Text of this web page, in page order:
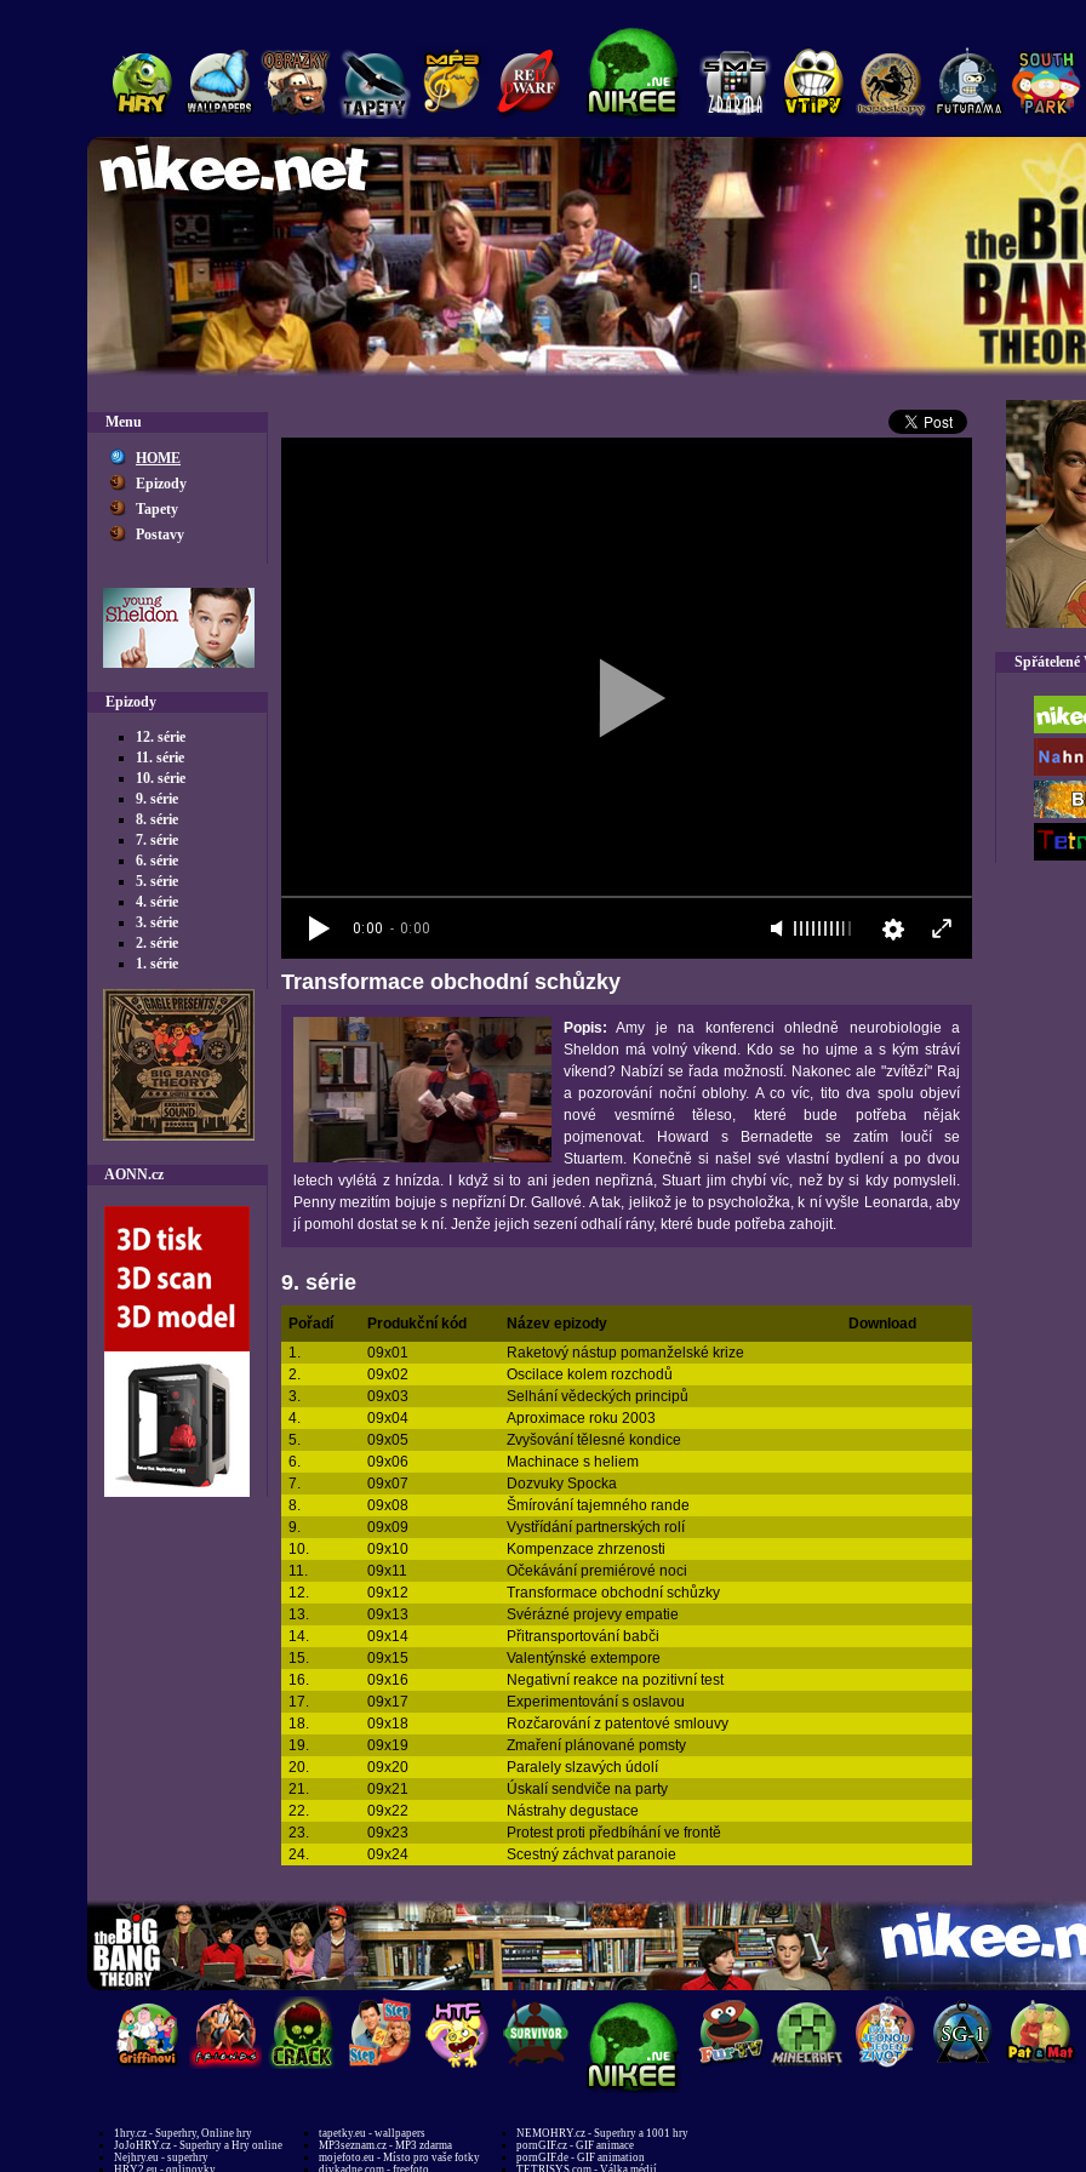
Menu
HOME
Epizody
Tapety
Postavy
Epizody
12. série
11. série
10. série
9. série
8. série
7. série
6. série
5. série
4. série
3. série
2. série
1. série
AONN.cz
Transformace obchodní schůzky
Popis: Amy je na konferenci ohledně neurobiologie a
Sheldon má volný víkend. Kdo se ho ujme a s kým stráví
víkend? Nabízí se řada možností. Nakonec ale "zvítězí" Raj
a pozorování noční oblohy. A co víc, tito dva spolu objeví
nové vesmírné těleso, které bude potřeba nějak
pojmenovat. Howard s Bernadette se zatím loučí se
Stuartem. Konečně si našel své vlastní bydlení a po dvou
letech vylétá z hnízda. I když si to ani jeden nepřizná, Stuart jim chybí víc, než by si kdy pomysleli.
Penny mezitím bojuje s nepřízní Dr. Gallové. A tak, jelikož je to psycholožka, k ní vyšle Leonarda, aby
jí pomohl dostat se k ní. Jenže jejich sezení odhalí rány, které bude potřeba zahojit.
9. série
Pořadí Produkční kód Název epizody
Download
1.
09x01
Raketový nástup pomanželské krize
2.
09x02
Oscilace kolem rozchodů
3.
09x03
Selhání vědeckých principů
4.
09x04
Aproximace roku 2003
5.
09x05
Zvyšování tělesné kondice
6.
09x06
Machinace s heliem
7.
09x07
Dozvuky Spocka
8.
09x08
Šmírování tajemného rande
9.
09x09
Vystřídání partnerských rolí
10.
09x10
Kompenzace zhrzenosti
11.
09x11
Očekávání premiérové noci
12.
09x12
Transformace obchodní schůzky
13.
09x13
Svérázné projevy empatie
14.
09x14
Přitransportování babči
15.
09x15
Valentýnské extempore
16.
09x16
Negativní reakce na pozitivní test
17.
09x17
Experimentování s oslavou
18.
09x18
Rozčarování z patentové smlouvy
19.
09x19
Zmaření plánované pomsty
20.
09x20
Paralely slzavých údolí
21.
09x21
Úskalí sendviče na party
22.
09x22
Nástrahy degustace
23.
09x23
Protest proti předbíhání ve frontě
24.
09x24 Scestný záchvat paranoie
Spřátelené
1hry.cz - Superhry, Online hry
JoJoHRY.cz - Superhry a Hry online
Nejhry.eu - superhry
HRY2.eu - onlinovky
tapetky.eu - wallpapers
MP3seznam.cz - MP3 zdarma
mojefoto.eu - Místo pro vaše fotky
divkadne.com - freefoto
NEMOHRY.cz - Superhry a 1001 hry
pornGIF.cz - GIF animace
pornGIF.de - GIF animation
TETRISYS.com - Válka médií